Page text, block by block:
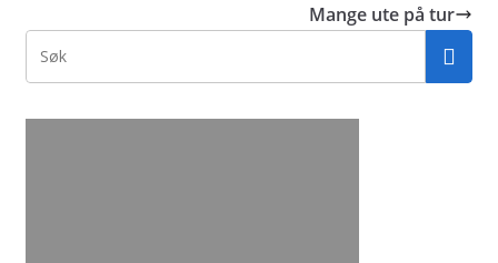
Mange ute på tur